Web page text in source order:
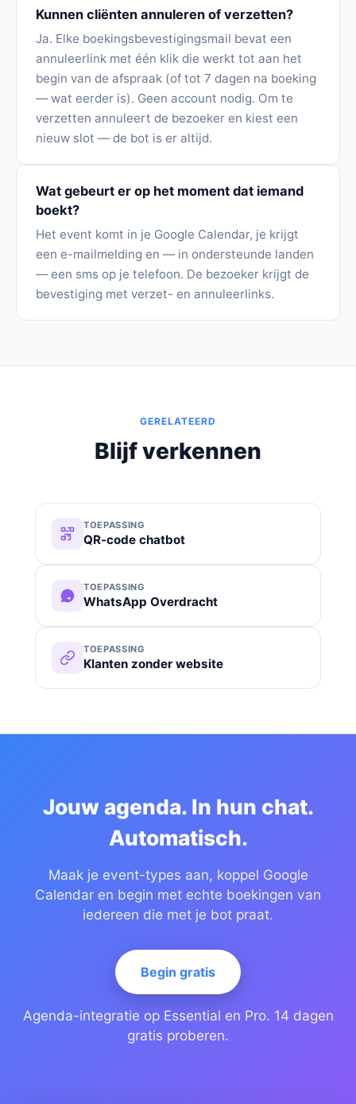
Kunnen cliënten annuleren of verzetten?
Ja. Elke boekingsbevestigingsmail bevat een
annuleerlink met één klik die werkt tot aan het
begin van de afspraak (of tot 7 dagen na boeking
— wat eerder is). Geen account nodig. Om te
verzetten annuleert de bezoeker en kiest een
nieuw slot — de bot is er altijd.
Wat gebeurt er op het moment dat iemand
boekt?
Het event komt in je Google Calendar, je krijgt
een e-mailmelding en — in ondersteunde landen
— een sms op je telefoon. De bezoeker krijgt de
bevestiging met verzet- en annuleerlinks.
GERELATEERD
Blijf verkennen
TOEPASSING
QR-code chatbot
TOEPASSING
WhatsApp Overdracht
TOEPASSING
Klanten zonder website
Jouw agenda. In hun chat.
Automatisch.
Maak je event-types aan, koppel Google
Calendar en begin met echte boekingen van
iedereen die met je bot praat.
Begin gratis
Agenda-integratie op Essential en Pro. 14 dagen
gratis proberen.